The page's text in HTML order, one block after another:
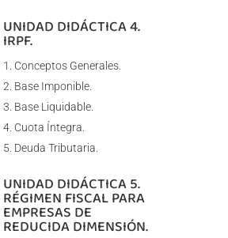
UNIDAD DIDÁCTICA 4.
IRPF.
Conceptos Generales.
Base Imponible.
Base Liquidable.
Cuota Íntegra.
Deuda Tributaria.
UNIDAD DIDÁCTICA 5.
RÉGIMEN FISCAL PARA
EMPRESAS DE
REDUCIDA DIMENSIÓN.